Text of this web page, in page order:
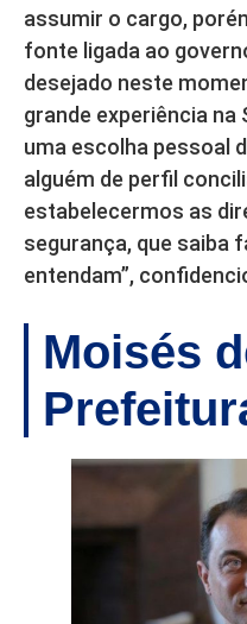
assumir o cargo,
fonte ligada ao
desejado neste
grande experiência na
uma escolha pessoal
alguém de perfil
estabelecermos as
segurança, que saiba
entendam”,
Moisés